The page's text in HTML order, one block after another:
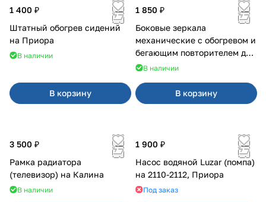
1 400 ₽
Штатный обогрев сидений
на Приора
В наличии
В корзину
1 850 ₽
Боковые зеркала
механические с обогревом и
бегающим повторителем для
4х4В наличии
В корзину
3 500 ₽
Рамка радиатора
(телевизор) на Калина
В наличии
1 900 ₽
Насос водяной Luzar (помпа)
на 2110-2112, Приора
Под заказ